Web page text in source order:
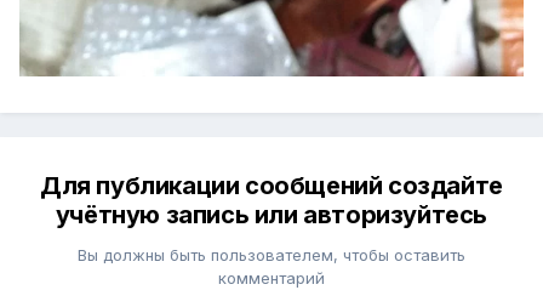
Для публикации сообщений создайте
учётную запись или авторизуйтесь
Вы должны быть пользователем, чтобы оставить
комментарий